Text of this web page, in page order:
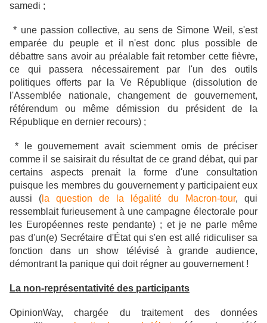
samedi ;
* une passion collective, au sens de Simone Weil, s'est
emparée du peuple et il n'est donc plus possible de
débattre sans avoir au préalable fait retomber cette fièvre,
ce qui passera nécessairement par l'un des outils
politiques offerts par la Ve République (dissolution de
l'Assemblée nationale, changement de gouvernement,
référendum ou même démission du président de la
République en dernier recours) ;
* le gouvernement avait sciemment omis de préciser
comme il se saisirait du résultat de ce grand débat, qui par
certains aspects prenait la forme d'une consultation
puisque les membres du gouvernement y participaient eux
aussi ( la question de la légalité du Macron-tour, qui
ressemblait furieusement à une campagne électorale pour
les Européennes reste pendante) ; et je ne parle même
pas d'un(e) Secrétaire d'État qui s'en est allé ridiculiser sa
fonction dans un show télévisé à grande audience,
démontrant la panique qui doit régner au gouvernement !
La non-représentativité des participants
OpinionWay, chargée du traitement des données